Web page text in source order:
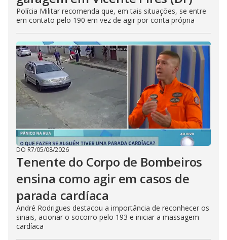
Polícia Militar recomenda que, em tais situações, se entre
em contato pelo 190 em vez de agir por conta própria
DO R7/05/08/2026
Tenente do Corpo de Bombeiros
ensina como agir em casos de
parada cardíaca
André Rodrigues destacou a importância de reconhecer os
sinais, acionar o socorro pelo 193 e iniciar a massagem
cardíaca